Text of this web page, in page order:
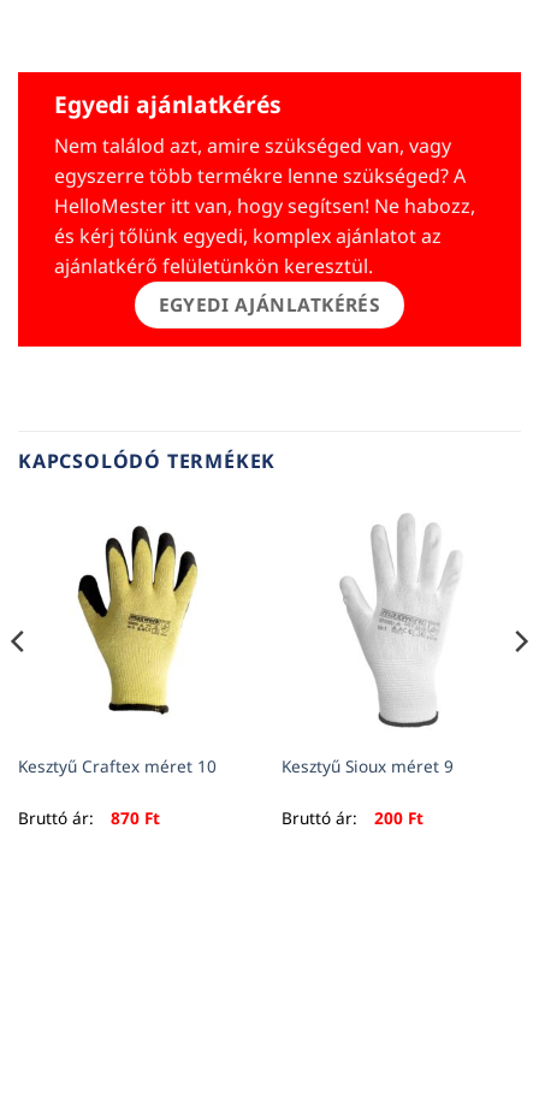
Egyedi ajánlatkérés
Nem találod azt, amire szükséged van, vagy
egyszerre több termékre lenne szükséged? A
HelloMester itt van, hogy segítsen! Ne habozz,
és kérj tőlünk egyedi, komplex ajánlatot az
ajánlatkérő felületünkön keresztül.
EGYEDI AJÁNLATKÉRÉS
KAPCSOLÓDÓ TERMÉKEK
Kesztyű Craftex méret 10
Bruttó ár: 870 Ft
Kesztyű Sioux méret 9
Bruttó ár: 200 Ft